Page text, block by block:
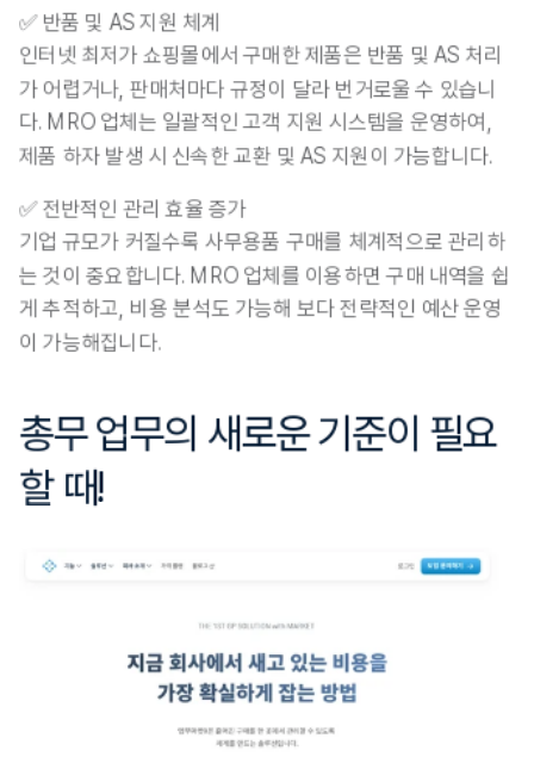
✅ 반품 및 AS 지원 체계
인터넷 최저가 쇼핑몰에서 구매한 제품은 반품 및 AS 처리
가 어렵거나, 판매처마다 규정이 달라 번거로울 수 있습니
다. MRO 업체는 일괄적인 고객 지원 시스템을 운영하여,
제품 하자 발생 시 신속한 교환 및 AS 지원이 가능합니다.
✅ 전반적인 관리 효율 증가
기업 규모가 커질수록 사무용품 구매를 체계적으로 관리하
는 것이 중요합니다. MRO 업체를 이용하면 구매 내역을 쉽
게 추적하고, 비용 분석도 가능해 보다 전략적인 예산 운영
이 가능해집니다.
총무 업무의 새로운 기준이 필요
할 때!